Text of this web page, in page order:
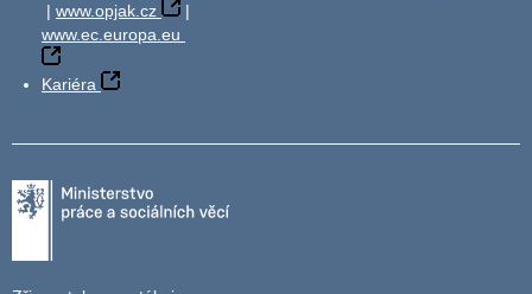
| www.opjak.cz
|
www.ec.europa.eu
Kariéra